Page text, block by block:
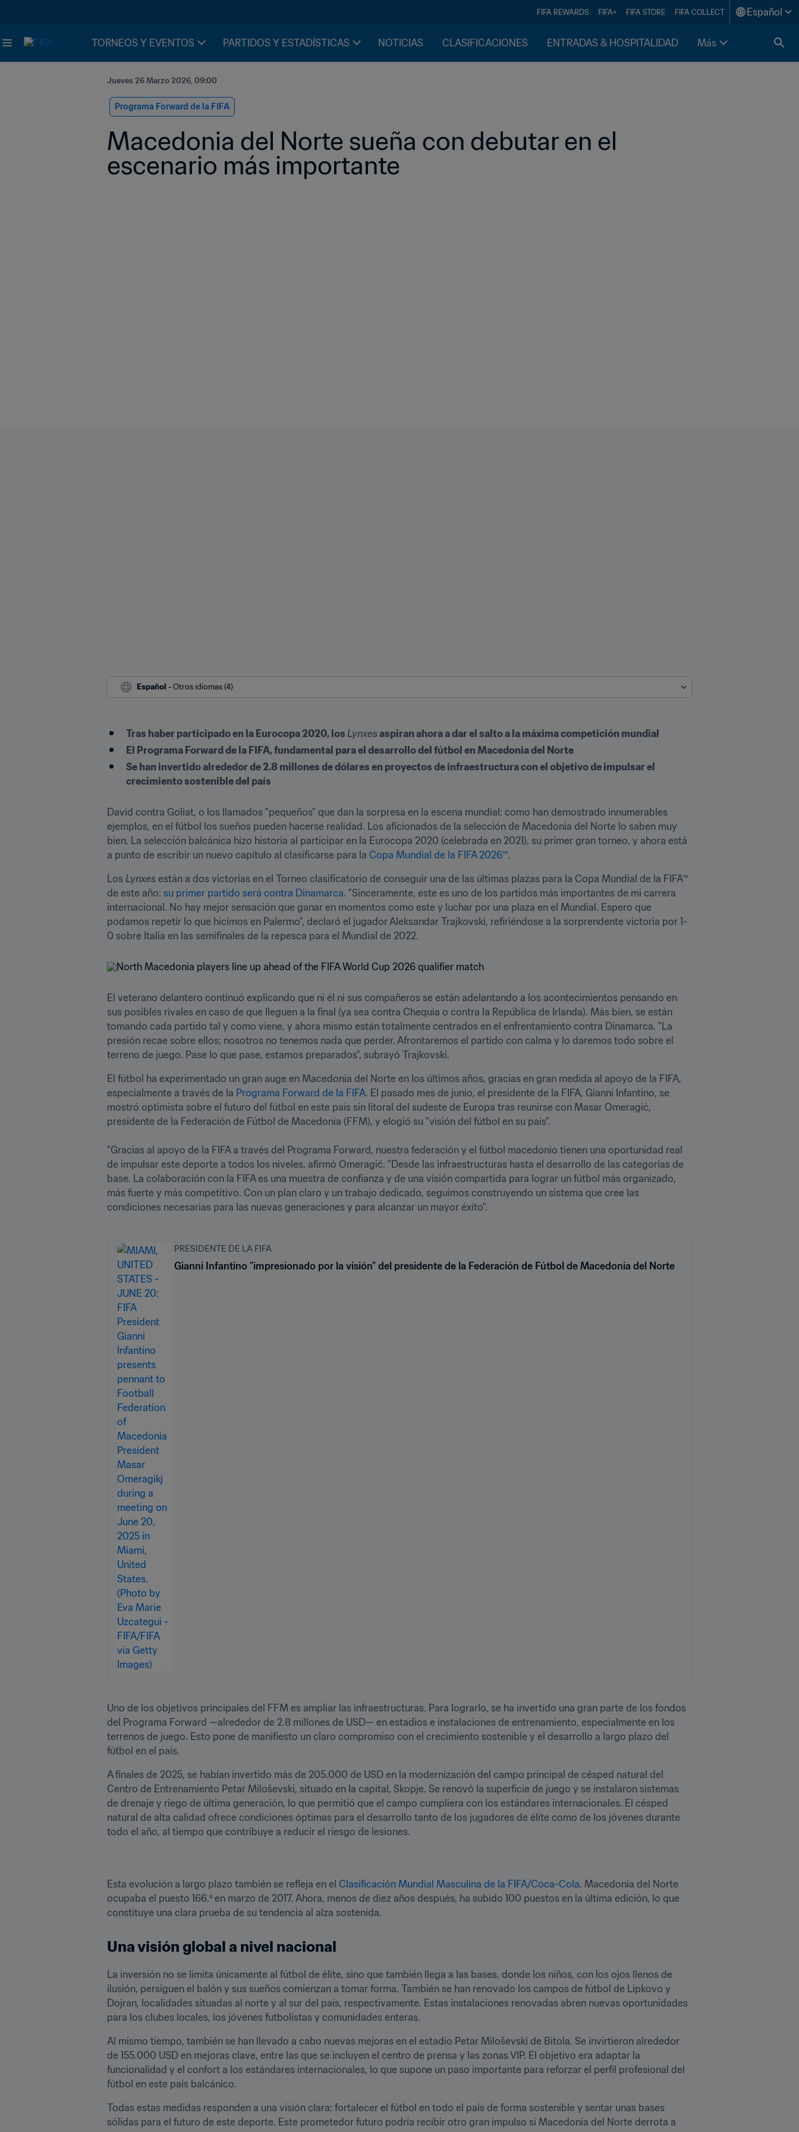
FIFA REWARDS FIFA+ FIFA STORE FIFA COLLECT Español
TORNEOS Y EVENTOS PARTIDOS Y ESTADÍSTICAS NOTICIAS CLASIFICACIONES ENTRADAS & HOSPITALIDAD Más
Jueves 26 Marzo 2026, 09:00
Programa Forward de la FIFA
Macedonia del Norte sueña con debutar en el
escenario más importante
Español - Otros idiomas (4)
Tras haber participado en la Eurocopa 2020, los Lynxes aspiran ahora a dar el salto a la máxima competición mundial
El Programa Forward de la FIFA, fundamental para el desarrollo del fútbol en Macedonia del Norte
Se han invertido alrededor de 2.8 millones de dólares en proyectos de infraestructura con el objetivo de impulsar el
crecimiento sostenible del país
David contra Goliat, o los llamados "pequeños" que dan la sorpresa en la escena mundial: como han demostrado innumerables
ejemplos, en el fútbol los sueños pueden hacerse realidad. Los aficionados de la selección de Macedonia del Norte lo saben muy
bien. La selección balcánica hizo historia al participar en la Eurocopa 2020 (celebrada en 2021), su primer gran torneo, y ahora está
a punto de escribir un nuevo capítulo al clasificarse para la Copa Mundial de la FIFA 2026™.
Los Lynxes están a dos victorias en el Torneo clasificatorio de conseguir una de las últimas plazas para la Copa Mundial de la FIFA™
de este año: su primer partido será contra Dinamarca. "Sinceramente, este es uno de los partidos más importantes de mi carrera
internacional. No hay mejor sensación que ganar en momentos como este y luchar por una plaza en el Mundial. Espero que
podamos repetir lo que hicimos en Palermo", declaró el jugador Aleksandar Trajkovski, refiriéndose a la sorprendente victoria por 1-
0 sobre Italia en las semifinales de la repesca para el Mundial de 2022.
El veterano delantero continuó explicando que ni él ni sus compañeros se están adelantando a los acontecimientos pensando en
sus posibles rivales en caso de que lleguen a la final (ya sea contra Chequia o contra la República de Irlanda). Más bien, se están
tomando cada partido tal y como viene, y ahora mismo están totalmente centrados en el enfrentamiento contra Dinamarca. "La
presión recae sobre ellos; nosotros no tenemos nada que perder. Afrontaremos el partido con calma y lo daremos todo sobre el
terreno de juego. Pase lo que pase, estamos preparados", subrayó Trajkovski.
El fútbol ha experimentado un gran auge en Macedonia del Norte en los últimos años, gracias en gran medida al apoyo de la FIFA,
especialmente a través de la Programa Forward de la FIFA. El pasado mes de junio, el presidente de la FIFA, Gianni Infantino, se
mostró optimista sobre el futuro del fútbol en este país sin litoral del sudeste de Europa tras reunirse con Masar Omeragić,
presidente de la Federación de Fútbol de Macedonia (FFM), y elogió su "visión del fútbol en su país".
"Gracias al apoyo de la FIFA a través del Programa Forward, nuestra federación y el fútbol macedonio tienen una oportunidad real
de impulsar este deporte a todos los niveles, afirmó Omeragić. "Desde las infraestructuras hasta el desarrollo de las categorías de
base. La colaboración con la FIFA es una muestra de confianza y de una visión compartida para lograr un fútbol más organizado,
más fuerte y más competitivo. Con un plan claro y un trabajo dedicado, seguimos construyendo un sistema que cree las
condiciones necesarias para las nuevas generaciones y para alcanzar un mayor éxito".
PRESIDENTE DE LA FIFA
Gianni Infantino "impresionado por la visión" del presidente de la Federación de Fútbol de Macedonia del Norte
Uno de los objetivos principales del FFM es ampliar las infraestructuras. Para lograrlo, se ha invertido una gran parte de los fondos
del Programa Forward —alrededor de 2.8 millones de USD— en estadios e instalaciones de entrenamiento, especialmente en los
terrenos de juego. Esto pone de manifiesto un claro compromiso con el crecimiento sostenible y el desarrollo a largo plazo del
fútbol en el país.
A finales de 2025, se habían invertido más de 205.000 de USD en la modernización del campo principal de césped natural del
Centro de Entrenamiento Petar Miloševski, situado en la capital, Skopje. Se renovó la superficie de juego y se instalaron sistemas
de drenaje y riego de última generación, lo que permitió que el campo cumpliera con los estándares internacionales. El césped
natural de alta calidad ofrece condiciones óptimas para el desarrollo tanto de los jugadores de élite como de los jóvenes durante
todo el año, al tiempo que contribuye a reducir el riesgo de lesiones.
Esta evolución a largo plazo también se refleja en el Clasificación Mundial Masculina de la FIFA/Coca-Cola. Macedonia del Norte
ocupaba el puesto 166.ºen marzo de 2017. Ahora, menos de diez años después, ha subido 100 puestos en la última edición, lo que
constituye una clara prueba de su tendencia al alza sostenida.
Una visión global a nivel nacional
La inversión no se limita únicamente al fútbol de élite, sino que también llega a las bases, donde los niños, con los ojos llenos de
ilusión, persiguen el balón y sus sueños comienzan a tomar forma. También se han renovado los campos de fútbol de Lipkovo y
Dojran, localidades situadas al norte y al sur del país, respectivamente. Estas instalaciones renovadas abren nuevas oportunidades
para los clubes locales, los jóvenes futbolistas y comunidades enteras.
Al mismo tiempo, también se han llevado a cabo nuevas mejoras en el estadio Petar Miloševski de Bitola. Se invirtieron alrededor
de 155.000 USD en mejoras clave, entre las que se incluyen el centro de prensa y las zonas VIP. El objetivo era adaptar la
funcionalidad y el confort a los estándares internacionales, lo que supone un paso importante para reforzar el perfil profesional del
fútbol en este país balcánico.
Todas estas medidas responden a una visión clara: fortalecer el fútbol en todo el país de forma sostenible y sentar unas bases
sólidas para el futuro de este deporte. Este prometedor futuro podría recibir otro gran impulso si Macedonia del Norte derrota a